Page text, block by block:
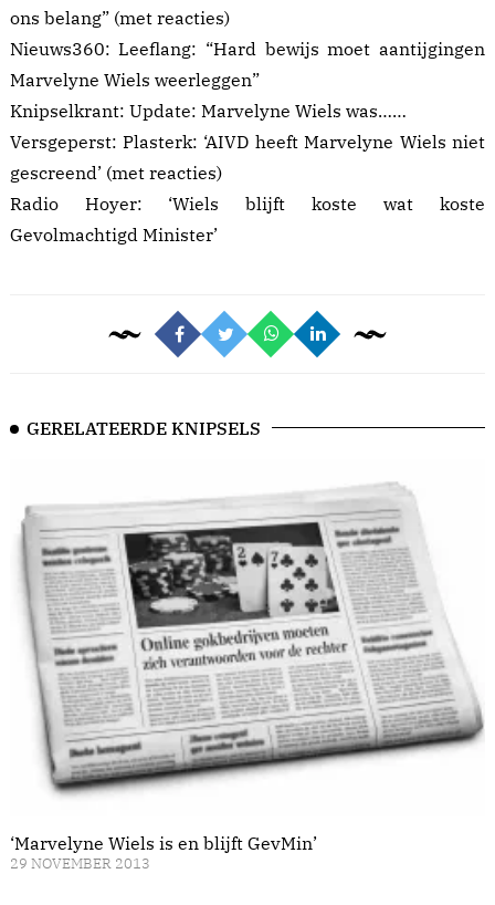
ons belang” (met reacties)
Nieuws360: Leeflang: “Hard bewijs moet aantijgingen
Marvelyne Wiels weerleggen”
Knipselkrant: Update: Marvelyne Wiels was……
Versgeperst: Plasterk: ‘AIVD heeft Marvelyne Wiels niet
gescreend’ (met reacties)
Radio Hoyer: ‘Wiels blijft koste wat koste
Gevolmachtigd Minister’
GERELATEERDE KNIPSELS
‘Marvelyne Wiels is en blijft GevMin’
29 NOVEMBER 2013